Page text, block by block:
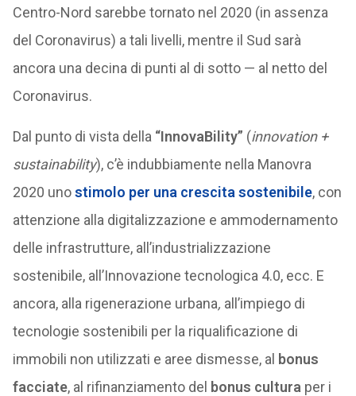
Centro-Nord sarebbe tornato nel 2020 (in assenza
del Coronavirus) a tali livelli, mentre il Sud sarà
ancora una decina di punti al di sotto — al netto del
Coronavirus.
Dal punto di vista della “InnovaBility” (innovation +
sustainability), c’è indubbiamente nella Manovra
2020 unostimolo per una crescita sostenibile, con
attenzione alla digitalizzazione e ammodernamento
delle infrastrutture, all’industrializzazione
sostenibile, all’Innovazione tecnologica 4.0, ecc. E
ancora, alla rigenerazione urbana, all’impiego di
tecnologie sostenibili per la riqualificazione di
immobili non utilizzati e aree dismesse, al bonus
facciate, al rifinanziamento del bonus cultura per i